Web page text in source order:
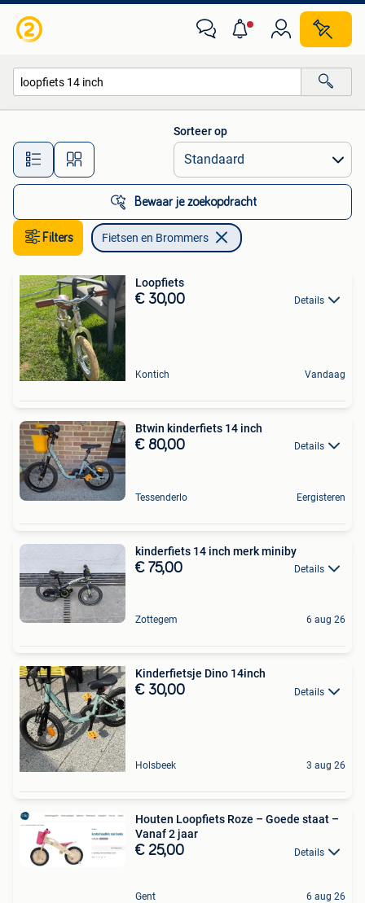
Alle afstanden…
Sorteer op
Bewaar je zoekopdracht
Filters Fietsen en Brommers
Loopfiets
€ 30,00 Details
Kontich Vandaag
Btwin kinderfiets 14 inch
€ 80,00 Details
Tessenderlo Eergisteren
kinderfiets 14 inch merk miniby
€ 75,00 Details
Zottegem 6 aug 26
Kinderfietsje Dino 14inch
€ 30,00 Details
Holsbeek 3 aug 26
Houten Loopfiets Roze – Goede staat –
Vanaf 2 jaar
€ 25,00 Details
Gent 6 aug 26